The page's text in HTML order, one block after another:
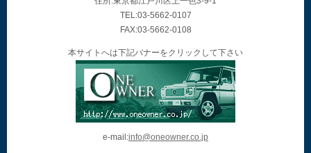
TEL:03-5662-0107
FAX:03-5662-0108
本サイトへは下記バナーをクリックして下さい
e-mail:info@oneowner.co.jp